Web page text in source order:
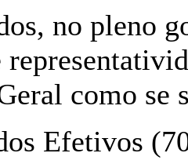
no pleno
como se
Efetivos